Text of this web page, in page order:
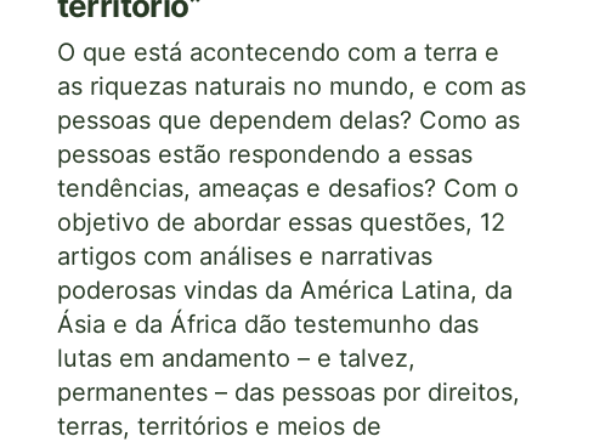
O que está acontecendo com a terra e
as riquezas naturais no mundo, e com as
pessoas que dependem delas? Como as
pessoas estão respondendo a essas
tendências, ameaças e desafios? Com o
objetivo de abordar essas questões, 12
artigos com análises e narrativas
poderosas vindas da América Latina, da
Ásia e da África dão testemunho das
lutas em andamento – e talvez,
permanentes – das pessoas por direitos,
terras, territórios e meios de